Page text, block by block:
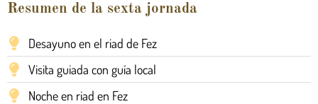
Resumen de la sexta jornada
Desayuno en el riad de Fez
Visita guiada con guía local
Noche en riad en Fez